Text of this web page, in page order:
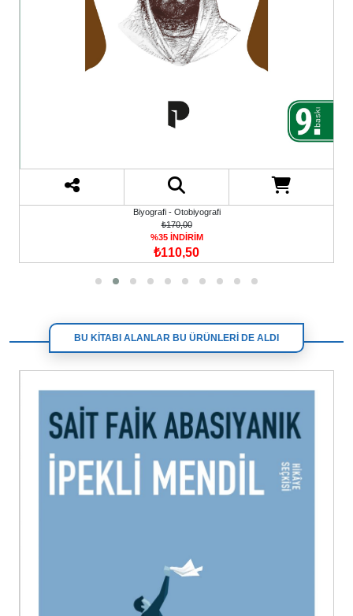
Biyografi - Otobiyografi
₺170,00
%35 İNDİRİM
₺110,50
BU KİTABI ALANLAR BU ÜRÜNLERİ DE ALDI